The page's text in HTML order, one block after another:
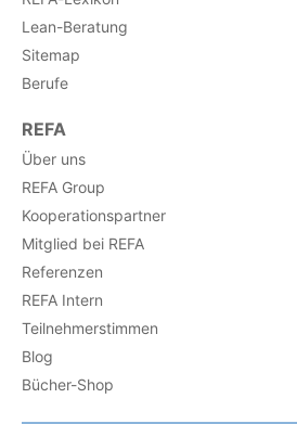
Lean-Beratung
Sitemap
Berufe
REFA
Über uns
REFA Group
Kooperationspartner
Mitglied bei REFA
Referenzen
REFA Intern
Teilnehmerstimmen
Blog
Bücher-Shop